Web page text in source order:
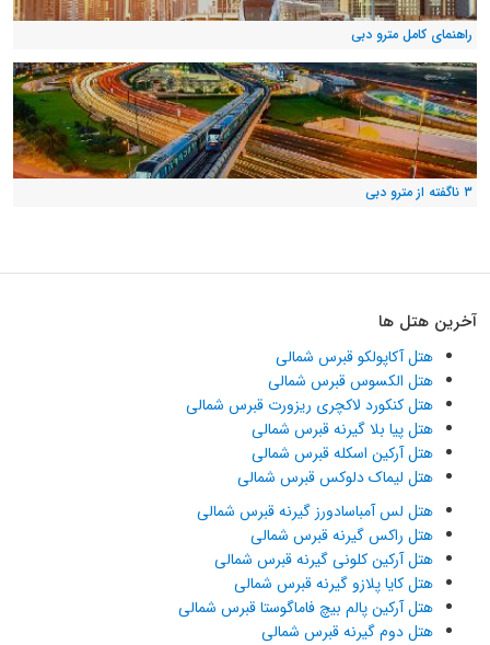
راهنمای کامل مترو دبی
۳ ناگفته از مترو دبی
آخرین هتل ها
هتل آکاپولکو قبرس شمالی
هتل الکسوس قبرس شمالی
هتل کنکورد لاکچری ریزورت قبرس شمالی
هتل پیا بلا گیرنه قبرس شمالی
هتل آرکین اسکله قبرس شمالی
هتل لیماک دلوکس قبرس شمالی
هتل لس آمباسادورز گیرنه قبرس شمالی
هتل راکس گیرنه قبرس شمالی
هتل آرکین کلونی گیرنه قبرس شمالی
هتل کایا پلازو گیرنه قبرس شمالی
هتل آرکین پالم بیچ فاماگوستا قبرس شمالی
هتل دوم گیرنه قبرس شمالی